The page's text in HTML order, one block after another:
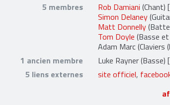
5 membres
Rob Damiani (Chant)
Simon Delaney
Matt Donnelly
Tom Doyle (Basse
Adam Marc(Claviers
1 ancien membre
Luke Rayner
5 liens externes
site officiel,